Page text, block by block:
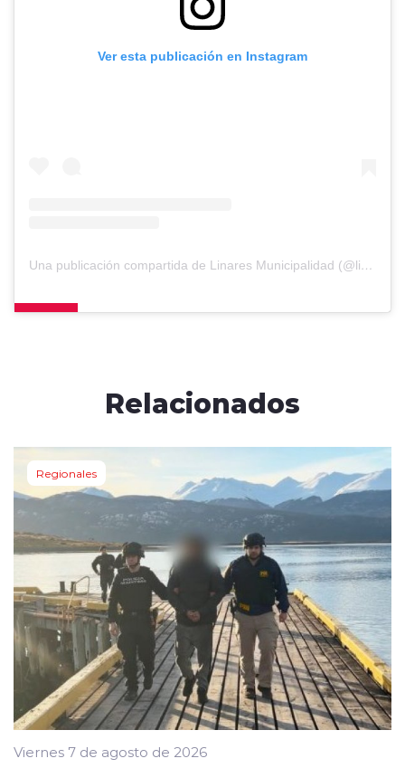
Ver esta publicación en Instagram
Una publicación compartida de Linares Municipalidad (@linaresmunicipalidad)
Relacionados
Regionales
Viernes 7 de agosto de 2026